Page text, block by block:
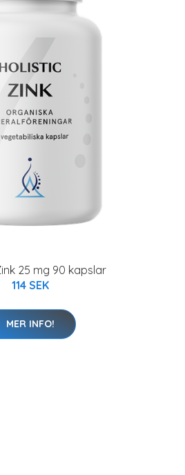
25 mg 90 kapslar
114 SEK
MER INFO!